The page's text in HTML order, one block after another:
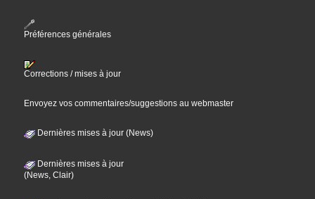
Préférences générales
Corrections / mises à jour
Envoyez vos commentaires/suggestions au webmaster
Dernières mises à jour (News)
Dernières mises à jour
(News, Clair)